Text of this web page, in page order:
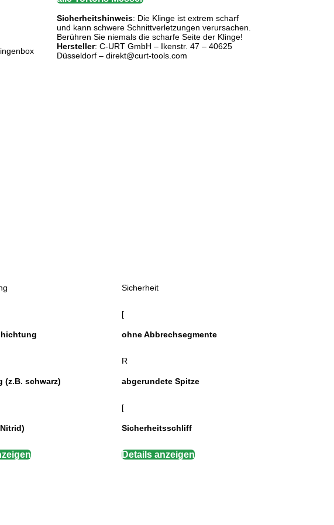
Sicherheitshinweis: Die Klinge ist extrem scharf
und kann schwere Schnittverletzungen verursachen.
Berühren Sie niemals die scharfe Seite der Klinge!
Hersteller: C-URT GmbH – Ikenstr. 47 – 40625
Düsseldorf – direkt@curt-tools.com
(z.B. schwarz)
Sicherheit
[
ohne Abbrechsegmente
R
abgerundete Spitze
[
Sicherheitsschliff
Details anzeigen